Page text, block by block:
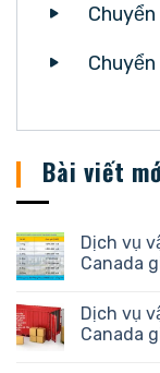
Bài viết
Dịch vụ
Canada
Dịch vụ
Canada